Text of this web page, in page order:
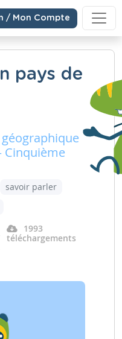
/ Mon Compte
pays de
géographique
Cinquième
savoir parler
1993
téléchargements